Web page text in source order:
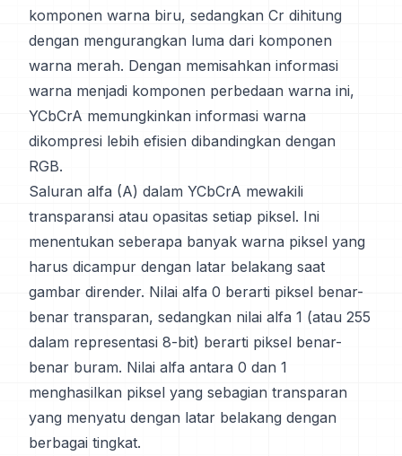
komponen warna biru, sedangkan Cr dihitung
dengan mengurangkan luma dari komponen
warna merah. Dengan memisahkan informasi
warna menjadi komponen perbedaan warna ini,
YCbCrA memungkinkan informasi warna
dikompresi lebih efisien dibandingkan dengan
RGB.
Saluran alfa (A) dalam YCbCrA mewakili
transparansi atau opasitas setiap piksel. Ini
menentukan seberapa banyak warna piksel yang
harus dicampur dengan latar belakang saat
gambar dirender. Nilai alfa 0 berarti piksel benar-
benar transparan, sedangkan nilai alfa 1 (atau 255
dalam representasi 8-bit) berarti piksel benar-
benar buram. Nilai alfa antara 0 dan 1
menghasilkan piksel yang sebagian transparan
yang menyatu dengan latar belakang dengan
berbagai tingkat.